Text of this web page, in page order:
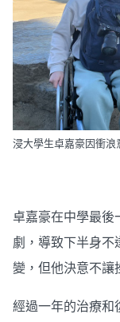
浸大學生卓嘉豪因衝
卓嘉豪在中學最
劇，導致下半身不
變，但他決意不讓
經過一年的治療和